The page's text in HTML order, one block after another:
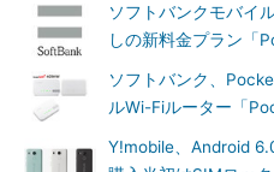
ソフトバンクモバイ
しの新料金プラン「
ソフトバンク、
ルWi-Fiルーター「
Y!mobile、Android